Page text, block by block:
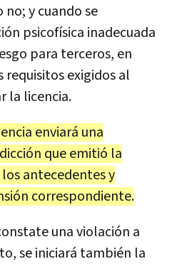
y cuando se
psicofísica inadecuada
para terceros, en
exigidos al
la licencia.
enviará una
que emitió la
antecedentes y
correspondiente.
una violación a
se iniciará también la